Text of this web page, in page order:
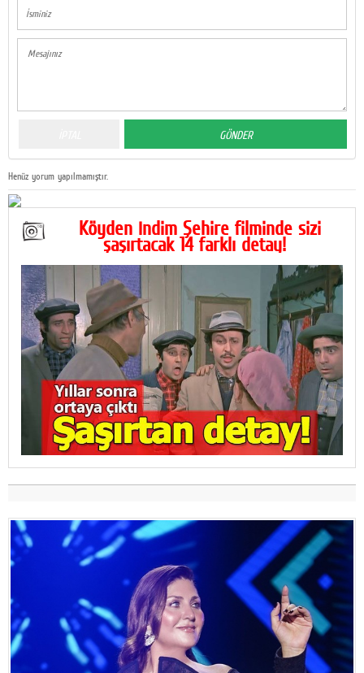
Henüz yorum yapılmamıştır.
Köyden İndim Şehire filminde sizi
şaşırtacak 14 farklı detay!